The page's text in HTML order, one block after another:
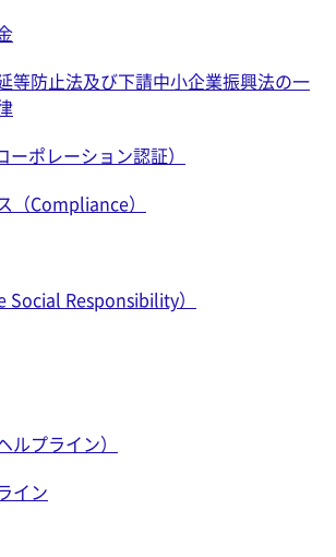
等防止法及び下請中小企業振興法の一
ポレーション認証）
（Compliance）
Social Responsibility）
ルプライン）
イン